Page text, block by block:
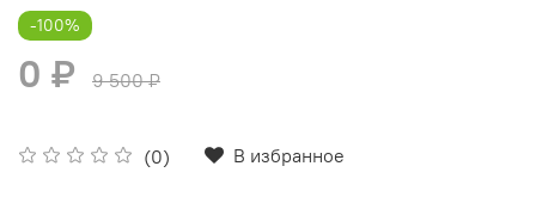
(0) В избранное
-100%
0 ₽ 9 500 ₽